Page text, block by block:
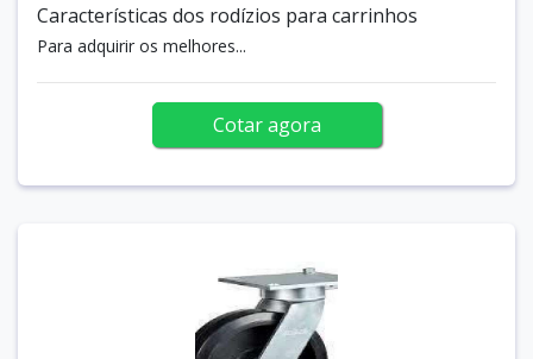
Características dos rodízios para carrinhos
Para adquirir os melhores...
Cotar agora